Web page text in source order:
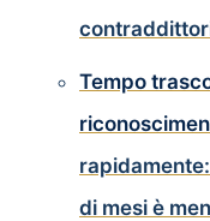
Tempo
di mesi è